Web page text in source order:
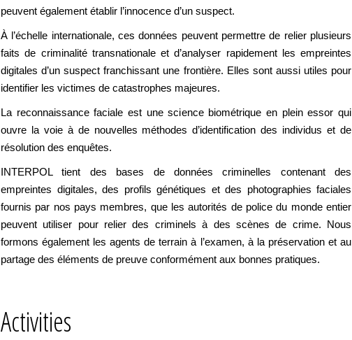
peuvent également établir l’innocence d’un suspect.
À l’échelle internationale, ces données peuvent permettre de relier plusieurs
faits de criminalité transnationale et d’analyser rapidement les empreintes
digitales d’un suspect franchissant une frontière. Elles sont aussi utiles pour
identifier les victimes de catastrophes majeures.
La reconnaissance faciale est une science biométrique en plein essor qui
ouvre la voie à de nouvelles méthodes d’identification des individus et de
résolution des enquêtes.
INTERPOL tient des bases de données criminelles contenant des
empreintes digitales, des profils génétiques et des photographies faciales
fournis par nos pays membres, que les autorités de police du monde entier
peuvent utiliser pour relier des criminels à des scènes de crime. Nous
formons également les agents de terrain à l’examen, à la préservation et au
partage des éléments de preuve conformément aux bonnes pratiques.
Activities